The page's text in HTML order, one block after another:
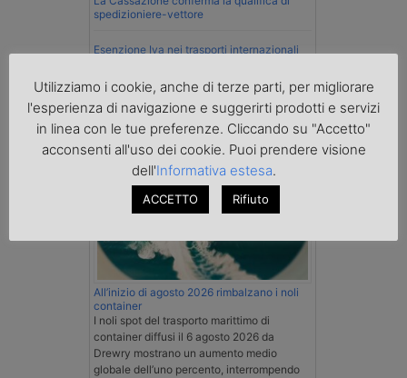
spedizioniere-vettore
Esenzione Iva nei trasporti internazionali
Mare
All’inizio di agosto 2026 rimbalzano i noli
container
I noli spot del trasporto marittimo di
container diffusi il 6 agosto 2026 da
Drewry mostrano un aumento medio
globale dell’uno percento, interrompendo
Utilizziamo i cookie, anche di terze parti, per migliorare
l'esperienza di navigazione e suggerirti prodotti e servizi
in linea con le tue preferenze. Cliccando su "Accetto"
acconsenti all'uso dei cookie. Puoi prendere visione
dell'Informativa estesa.
ACCETTO Rifiuto